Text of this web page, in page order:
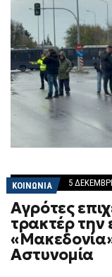
ΚΟΙΝΩΝΙΑ 5
Αγρότες
τρακτέρ την
Αστυνομία